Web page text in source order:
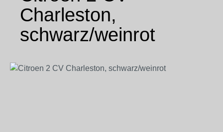
Charleston,
schwarz/weinrot
Bildergalerie überspringen